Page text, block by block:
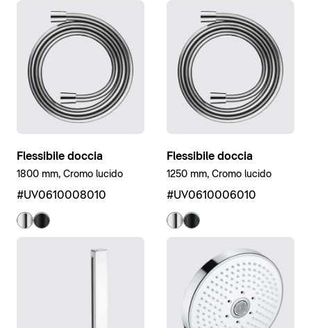
Flessibile doccia
1800 mm, Cromo lucido
#UV0610008010
Flessibile doccia
1250 mm, Cromo lucido
#UV0610006010